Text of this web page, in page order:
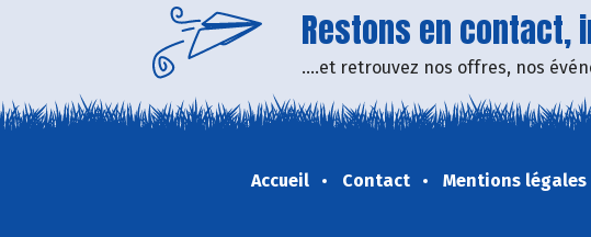
Restons en contact,
....et retrouvez nos offres, nos
Accueil Contact Mentions légales